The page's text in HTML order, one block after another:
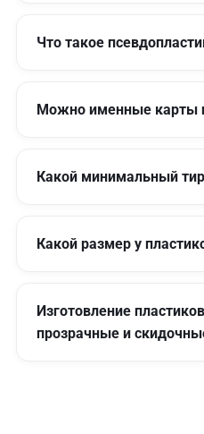
Что такое
Можно именные карты
Какой минимальный
Какой размер у
Изготовление
прозрачные и